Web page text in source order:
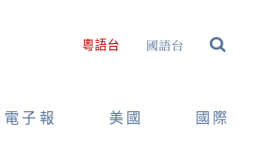
粵語台 國語台
電子報 美國 國際